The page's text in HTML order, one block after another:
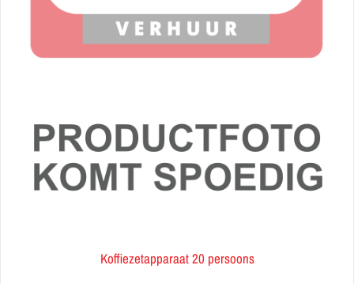
Koffiezetapparaat 20 persoons